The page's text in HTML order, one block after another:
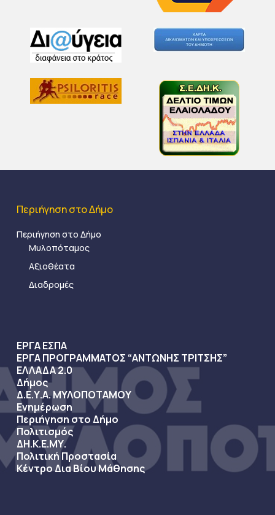
Περιήγηση στο Δήμο
Περιήγηση στο Δήμο
Μυλοπόταμος
Αξιοθέατα
Διαδρομές
ΕΡΓΑ ΕΣΠΑ
ΕΡΓΑ ΠΡΟΓΡΑΜΜΑΤΟΣ “ΑΝΤΩΝΗΣ ΤΡΙΤΣΗΣ”
ΕΛΛΑΔΑ 2.0
Δήμος
Δ.Ε.Υ.Α. ΜΥΛΟΠΟΤΑΜΟΥ
Ενημέρωση
Περιήγηση στο Δήμο
Πολιτισμός
ΔΗ.Κ.Ε.ΜΥ.
Πολιτική Προστασία
Κέντρο Δια Βίου Μάθησης